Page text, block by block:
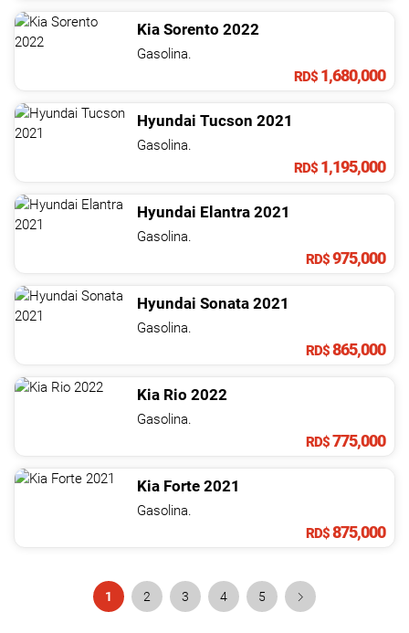
Kia Sorento 2022
Gasolina.
RD$ 1,680,000
Hyundai Tucson 2021
Gasolina.
RD$ 1,195,000
Hyundai Elantra 2021
Gasolina.
RD$975,000
Hyundai Sonata 2021
Gasolina.
RD$865,000
Kia Rio 2022
Gasolina.
RD$775,000
Kia Forte 2021
Gasolina.
RD$875,000
1 2 3 4 5